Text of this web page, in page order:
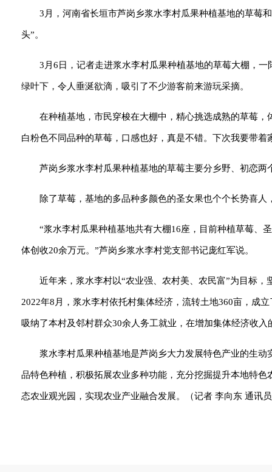
3月，河南省长垣市芦岗乡浆水李村瓜果种植基地的草莓
头”。
3月6日，记者走进浆水李村瓜果种植基地的草莓大棚，
绿叶下，令人垂涎欲滴，吸引了不少游客前来游玩采摘。
在种植基地，市民穿梭在大棚中，精心挑选成熟的草莓
白粉色不同品种的草莓，口感也好，真是不错。下次我要带着
芦岗乡浆水李村瓜果种植基地的草莓主要分乡野、初恋
除了草莓，基地的多品种多颜色的圣女果也个个长势喜
“浆水李村瓜果种植基地共有大棚16座，目前种植草莓、
体创收20余万元。”芦岗乡浆水李村党支部书记庞红军说。
近年来，浆水李村以“农业强、农村美、农民富”为目标
2022年8月，浆水李村依托村集体经济，流转土地360亩，成
吸纳了本村及邻村群众30余人务工就业，在增加集体经济收
浆水李村瓜果种植基地是芦岗乡大力发展特色产业的生
品特色种植，积极拓展农业多种功能，充分挖掘提升本地特
态农业观光园，实现农业产业融合发展。（记者 李向东 通讯